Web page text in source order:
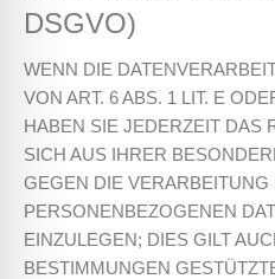
DSGVO)
WENN DIE
VON ART. 6 ABS. 1 LIT. E
HABEN SIE JEDERZEIT DAS
SICH AUS IHRER
GEGEN DIE VERARBEITUNG
PERSONENBEZOGENEN
EINZULEGEN; DIES GILT
BESTIMMUNGEN